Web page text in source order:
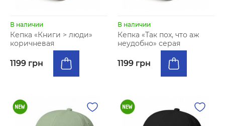
В наличии
Кепка «Книги > люди»
коричневая
1199 грн
В наличии
Кепка «Так пох, что аж
неудобно» серая
1199 грн